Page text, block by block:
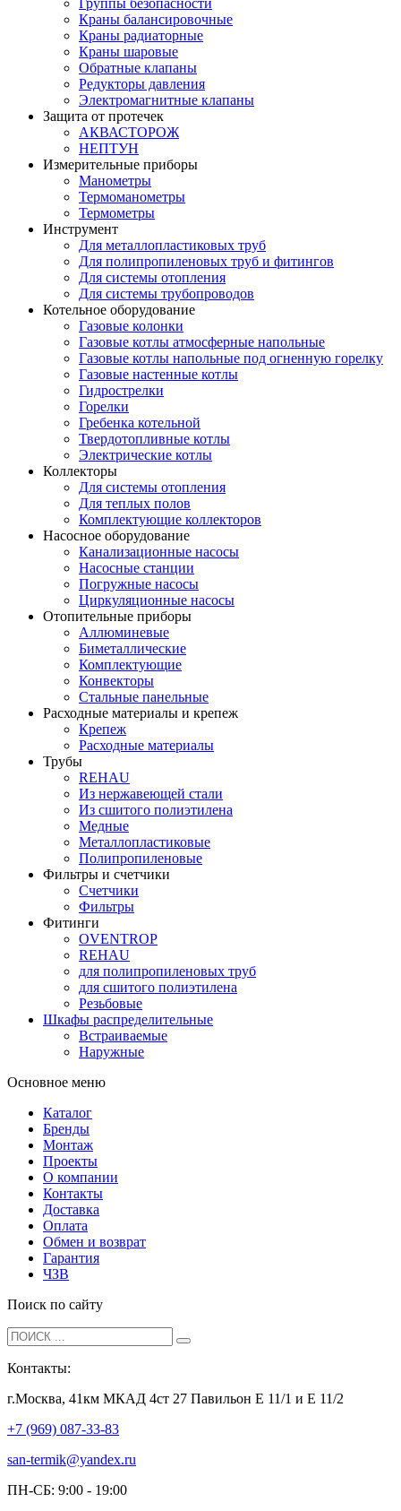
Группы безопасности
Краны балансировочные
Краны радиаторные
Краны шаровые
Обратные клапаны
Редукторы давления
Электромагнитные клапаны
Защита от протечек
АКВАСТОРОЖ
НЕПТУН
Измерительные приборы
Манометры
Термоманометры
Термометры
Инструмент
Для металлопластиковых труб
Для полипропиленовых труб и фитингов
Для системы отопления
Для системы трубопроводов
Котельное оборудование
Газовые колонки
Газовые котлы атмосферные напольные
Газовые котлы напольные под огненную горелку
Газовые настенные котлы
Гидрострелки
Горелки
Гребенка котельной
Твердотопливные котлы
Электрические котлы
Коллекторы
Для системы отопления
Для теплых полов
Комплектующие коллекторов
Насосное оборудование
Канализационные насосы
Насосные станции
Погружные насосы
Циркуляционные насосы
Отопительные приборы
Аллюминевые
Биметаллические
Комплектующие
Конвекторы
Стальные панельные
Расходные материалы и крепеж
Крепеж
Расходные материалы
Трубы
REHAU
Из нержавеющей стали
Из сшитого полиэтилена
Медные
Металлопластиковые
Полипропиленовые
Фильтры и счетчики
Счетчики
Фильтры
Фитинги
OVENTROP
REHAU
для полипропиленовых труб
для сшитого полиэтилена
Резьбовые
Шкафы распределительные
Встраиваемые
Наружные
Основное меню
Каталог
Бренды
Монтаж
Проекты
О компании
Контакты
Доставка
Оплата
Обмен и возврат
Гарантия
ЧЗВ
Поиск по сайту
Контакты:
г.Москва, 41км МКАД 4ст 27 Павильон Е 11/1 и Е 11/2
+7 (969) 087-33-83
san-termik@yandex.ru
ПН-СБ: 9:00 - 19:00